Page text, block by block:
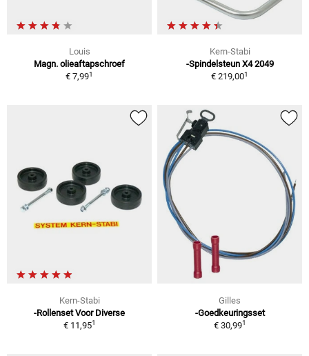
Louis
Magn. olieaftapschroef
€ 7,991
Kern-Stabi
-Spindelsteun X4 2049
€ 219,001
Kern-Stabi
-Rollenset Voor Diverse
€ 11,951
Gilles
-Goedkeuringsset
€ 30,991